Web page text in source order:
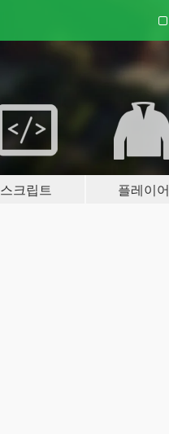
스크립트 플레이어